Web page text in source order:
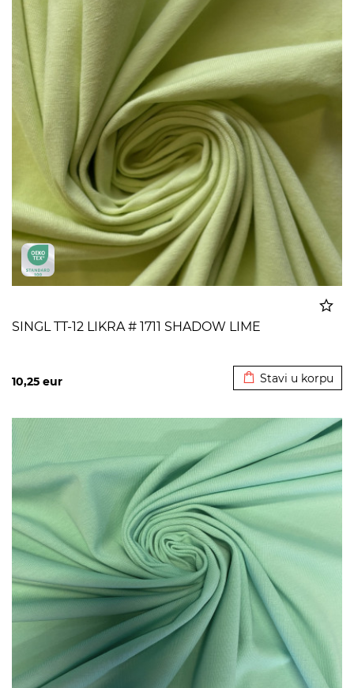
SINGL TT-12 LIKRA # 1711 SHADOW LIME
10,25 eur Stavi u korpu